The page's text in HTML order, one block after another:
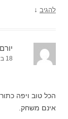
להגיב ↓
יורם
18 באוקטובר 2015 בשעה 13:58
הכל טוב ויפה
אינם משחק.